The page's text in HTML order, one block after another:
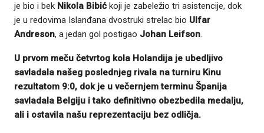
je bio i bek Nikola Bibić koji je zabeležio tri asistencije, dok
je u redovima Islanđana dvostruki strelac bio Ulfar
Andreson, a jedan gol postigao Johan Leifson.
U prvom meču četvrtog kola Holandija je ubedljivo
savladala našeg poslednjeg rivala na turniru Kinu
rezultatom 9:0, dok je u večernjem terminu Španija
savladala Belgiju i tako definitivno obezbedila medalju,
ali i ostavila našu reprezentaciju bez odličja.